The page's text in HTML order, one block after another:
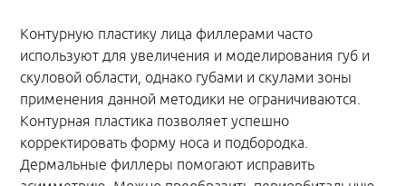
Контурную пластику лица филлерами часто
используют для увеличения и моделирования губ и
скуловой области, однако губами и скулами зоны
применения данной методики не ограничиваются.
Контурная пластика позволяет успешно
корректировать форму носа и подбородка.
Дермальные филлеры помогают исправить